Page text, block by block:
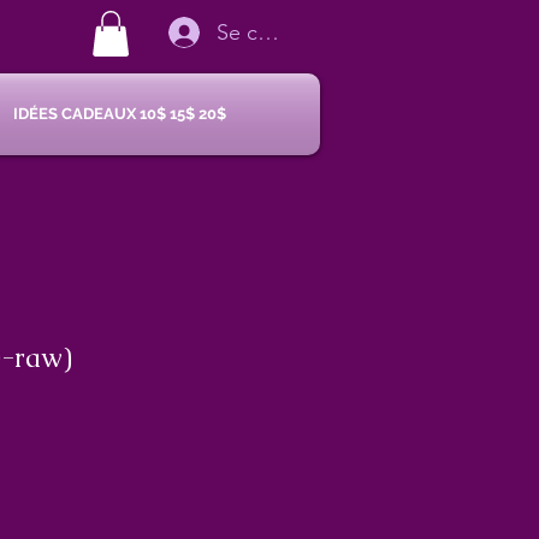
Se connecter
IDÉES CADEAUX 10$ 15$ 20$
raw)